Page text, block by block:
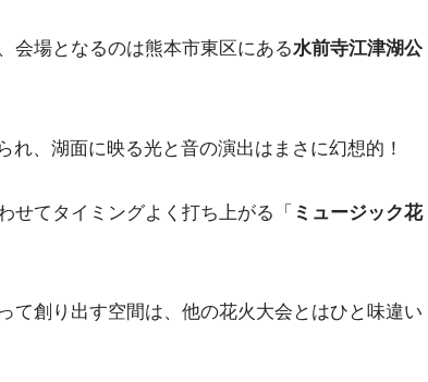
会場となるのは熊本市東区にある水前寺江津湖公
れ、湖面に映る光と音の演出はまさに幻想的！
せてタイミングよく打ち上がる「 ミュージック花
て創り出す空間は、他の花火大会とはひと味違い